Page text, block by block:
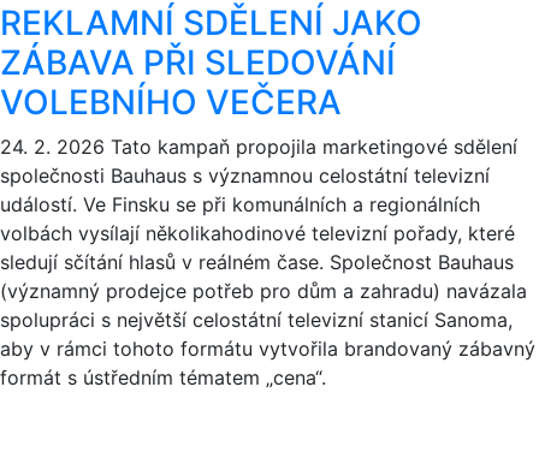
REKLAMNÍ SDĚLENÍ JAKO
ZÁBAVA PŘI SLEDOVÁNÍ
VOLEBNÍHO VEČERA
24. 2. 2026 Tato kampaň propojila marketingové sdělení
společnosti Bauhaus s významnou celostátní televizní
událostí. Ve Finsku se při komunálních a regionálních
volbách vysílají několikahodinové televizní pořady, které
sledují sčítání hlasů v reálném čase. Společnost Bauhaus
(významný prodejce potřeb pro dům a zahradu) navázala
spolupráci s největší celostátní televizní stanicí Sanoma,
aby v rámci tohoto formátu vytvořila brandovaný zábavný
formát s ústředním tématem „cena“.